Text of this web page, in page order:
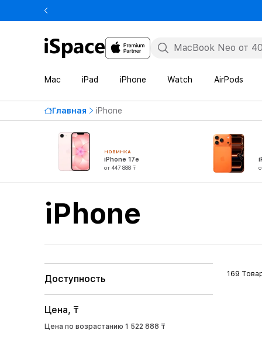
Mac iPad iPhone Watch AirPods
Главная iPhone
НОВИНКА
iPhone 17e
от 447 888 ₸
iPhone
Доступность
Цена, ₸
Цена по возрастанию 1 522 888 ₸
169